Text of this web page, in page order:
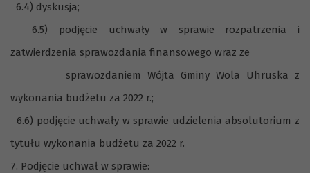
6.4) dyskusja;
6.5) podjęcie uchwały w sprawie rozpatrzenia i
zatwierdzenia sprawozdania finansowego wraz ze
sprawozdaniem Wójta Gminy Wola Uhruska z
wykonania budżetu za 2022 r.;
6.6) podjęcie uchwały w sprawie udzielenia absolutorium z
tytułu wykonania budżetu za 2022 r.
7. Podjęcie uchwał w sprawie: